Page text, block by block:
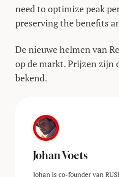
need to optimize peak
preserving the benefits
De nieuwe helmen van
op de markt. Prijzen zijn
bekend.
Johan Voets
Johan is co-founder van